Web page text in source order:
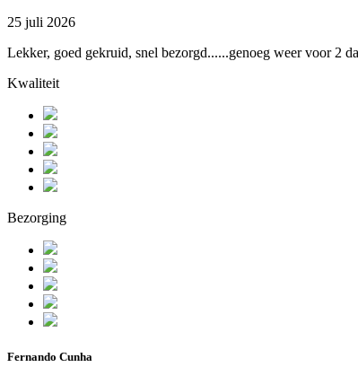
25 juli 2026
Lekker, goed gekruid, snel bezorgd......genoeg weer voor 2
Kwaliteit
Bezorging
Fernando Cunha